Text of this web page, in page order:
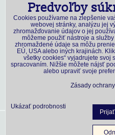
18,45 €s DPH
Dostupnosť:Skladom
ks DO KOŠÍKA
Zásady
Predvoľby
Cookies používame na zlepšenie
webovej stránky, analýzu jej
zhromažďovanie údajov o jej
môžeme použiť nástroje a
zhromaždené údaje sa môžu
EÚ, USA alebo iných krajinách.
všetky cookies“ vyjadrujete svoj
spracovaním. Nižšie môžete nájsť
alebo upraviť svoje
Zásady
Ukázať podrobnosti